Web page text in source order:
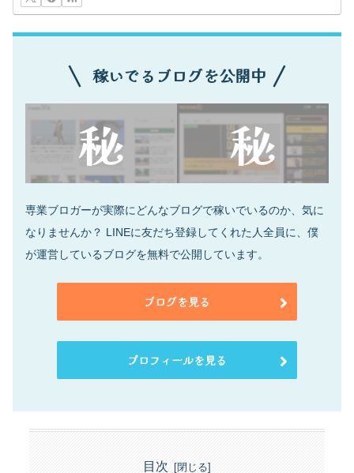
稼いでるブログを公開中
専業ブロガーが実際にどんなブログで稼いでいるのか、気に
なりませんか？ LINEに友だち登録してくれた人全員に、僕
が運営しているブログを無料で公開しています。
ブログを見る
プロフィールを見る
目次